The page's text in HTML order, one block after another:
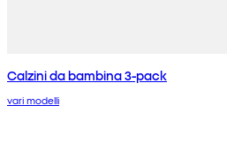
Calzini da bambina 3-pack
vari modelli